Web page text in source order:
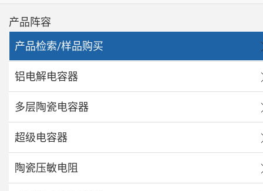
产品阵容
产品检索/样品购买
铝电解电容器
多层陶瓷电容器
超级电容器
陶瓷压敏电阻